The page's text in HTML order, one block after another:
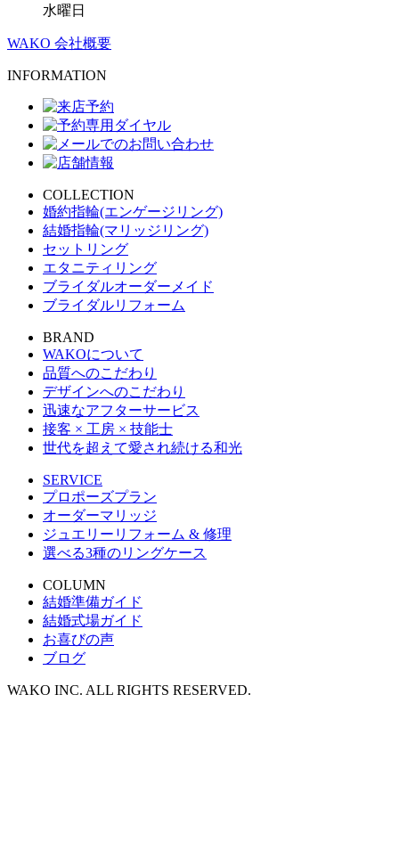
水曜日
WAKO 会社概要
INFORMATION
COLLECTION
婚約指輪(エンゲージリング)
結婚指輪(マリッジリング)
セットリング
エタニティリング
ブライダルオーダーメイド
ブライダルリフォーム
BRAND
WAKOについて
品質へのこだわり
デザインへのこだわり
迅速なアフターサービス
接客 × 工房 × 技能士
世代を超えて愛され続ける和光
SERVICE
プロポーズプラン
オーダーマリッジ
ジュエリーリフォーム & 修理
選べる3種のリングケース
COLUMN
結婚準備ガイド
結婚式場ガイド
お喜びの声
ブログ
WAKO INC. ALL RIGHTS RESERVED.